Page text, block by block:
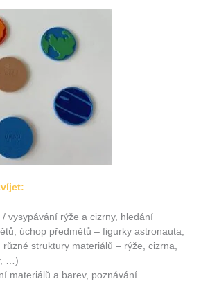
vysypávání rýže a cizrny, hledání
úchop předmětů – figurky astronauta,
struktury materiálů – rýže, cizrna,
…)
materiálů a barev, poznávání